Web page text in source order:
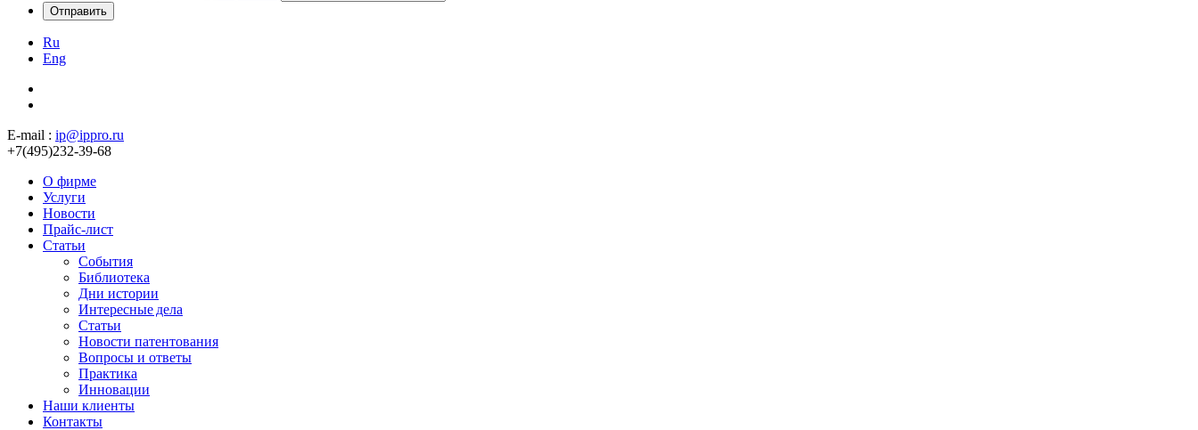
Ru
Eng
E-mail : ip@ippro.ru
+7(495)232-39-68
О фирме
Услуги
Новости
Прайс-лист
Статьи
События
Библиотека
Дни истории
Интересные дела
Статьи
Новости патентования
Вопросы и ответы
Практика
Инновации
Наши клиенты
Контакты